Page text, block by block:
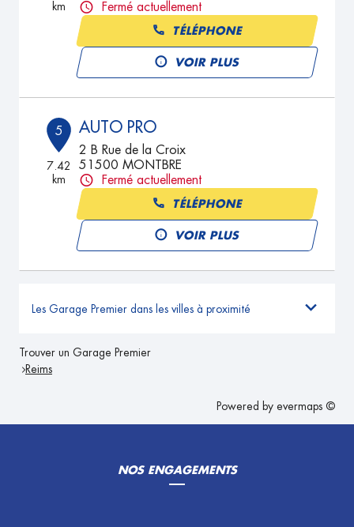
km
Fermé actuellement
TÉLÉPHONE
VOIR PLUS
5
7.42
km
AUTO PRO
2 B Rue de la Croix
51500 MONTBRE
Fermé actuellement
TÉLÉPHONE
VOIR PLUS
Les Garage Premier dans les villes à proximité
Trouver un Garage Premier
Reims
Powered by evermaps ©
NOS ENGAGEMENTS